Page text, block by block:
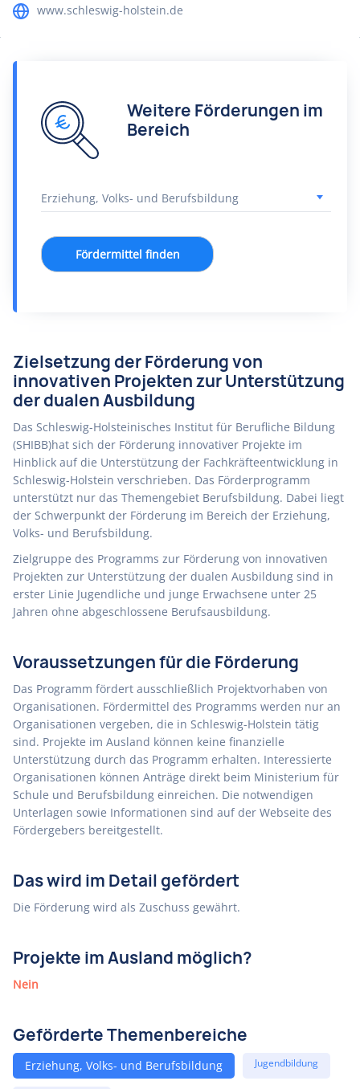
www.schleswig-holstein.de
Weitere Förderungen im
Bereich
Fördermittel finden
Zielsetzung der Förderung von
innovativen Projekten zur Unterstützung
der dualen Ausbildung
Das Schleswig-Holsteinisches Institut für Berufliche Bildung
(SHIBB)hat sich der Förderung innovativer Projekte im
Hinblick auf die Unterstützung der Fachkräfteentwicklung in
Schleswig-Holstein verschrieben. Das Förderprogramm
unterstützt nur das Themengebiet Berufsbildung. Dabei liegt
der Schwerpunkt der Förderung im Bereich der Erziehung,
Volks- und Berufsbildung.
Zielgruppe des Programms zur Förderung von innovativen
Projekten zur Unterstützung der dualen Ausbildung sind in
erster Linie Jugendliche und junge Erwachsene unter 25
Jahren ohne abgeschlossene Berufsausbildung.
Voraussetzungen für die Förderung
Das Programm fördert ausschließlich Projektvorhaben von
Organisationen. Fördermittel des Programms werden nur an
Organisationen vergeben, die in Schleswig-Holstein tätig
sind. Projekte im Ausland können keine finanzielle
Unterstützung durch das Programm erhalten. Interessierte
Organisationen können Anträge direkt beim Ministerium für
Schule und Berufsbildung einreichen. Die notwendigen
Unterlagen sowie Informationen sind auf der Webseite des
Fördergebers bereitgestellt.
Das wird im Detail gefördert
Die Förderung wird als Zuschuss gewährt.
Projekte im Ausland möglich?
Nein
Geförderte Themenbereiche
Erziehung, Volks- und Berufsbildung Jugendbildung